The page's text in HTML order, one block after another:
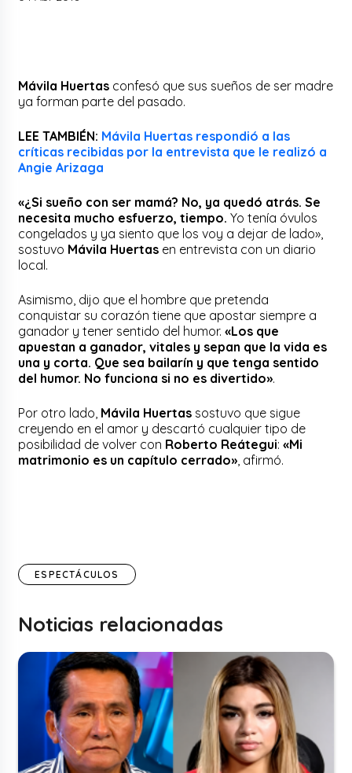
Mávila Huertas confesó que sus sueños de ser madre
ya forman parte del pasado.
LEE TAMBIÉN: Mávila Huertas respondió a las
críticas recibidas por la entrevista que le realizó a
Angie Arizaga
«¿Si sueño con ser mamá? No, ya quedó atrás. Se
necesita mucho esfuerzo, tiempo. Yo tenía óvulos
congelados y ya siento que los voy a dejar de lado»,
sostuvo Mávila Huertas en entrevista con un diario
local.
Asimismo, dijo que el hombre que pretenda
conquistar su corazón tiene que apostar siempre a
ganador y tener sentido del humor.«Los que
apuestan a ganador, vitales y sepan que la vida es
una y corta. Que sea bailarín y que tenga sentido
del humor. No funciona si no es divertido».
Por otro lado, Mávila Huertas sostuvo que sigue
creyendo en el amor y descartó cualquier tipo de
posibilidad de volver con Roberto Reátegui: «Mi
matrimonio es un capítulo cerrado» , afirmó.
ESPECTÁCULOS
Noticias relacionadas